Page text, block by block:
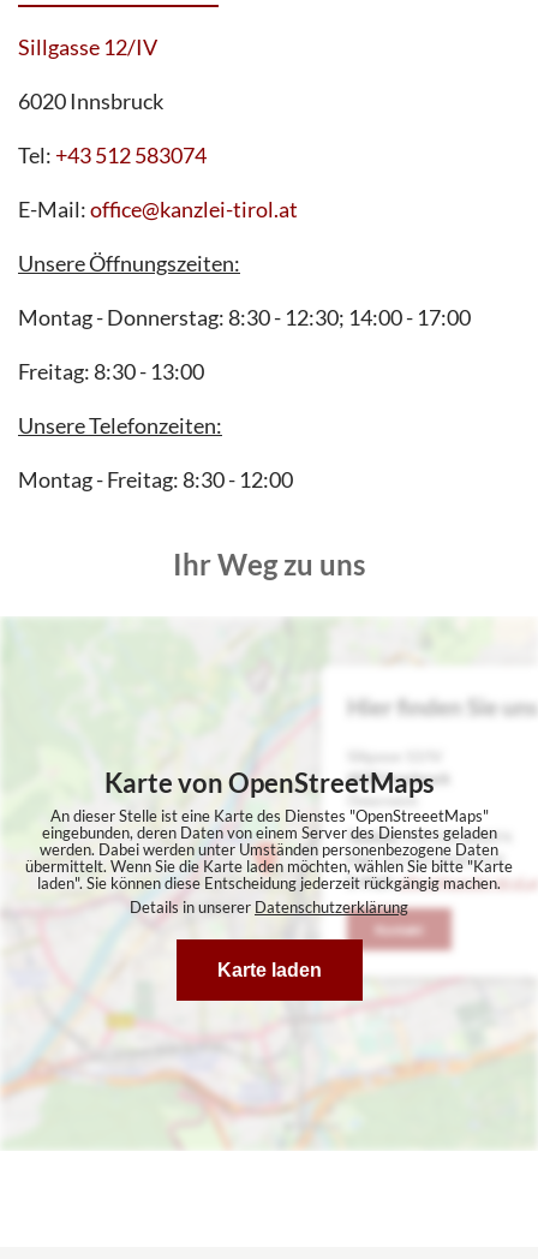
Sillgasse 12/IV
6020 Innsbruck
Tel:+43 512 583074
E-Mail:office@kanzlei-tirol.at
Unsere Öffnungszeiten:
Montag - Donnerstag: 8:30 - 12:30; 14:00 - 17:00
Freitag: 8:30 - 13:00
Unsere Telefonzeiten:
Montag - Freitag: 8:30 - 12:00
Ihr Weg zu uns
Karte von OpenStreetMaps
An dieser Stelle ist eine Karte des Dienstes "OpenStreeetMaps"
eingebunden, deren Daten von einem Server des Dienstes geladen
werden. Dabei werden unter Umständen personenbezogene Daten
übermittelt. Wenn Sie die Karte laden möchten, wählen Sie bitte "Karte
laden". Sie können diese Entscheidung jederzeit rückgängig machen.
Details in unserer Datenschutzerklärung
Karte laden
Hier finden Sie uns